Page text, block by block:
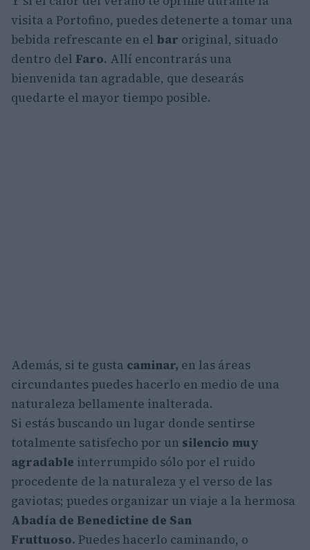
visita a Portofino, puedes detenerte a tomar una
bebida refrescante en el bar original, situado
dentro del Faro. Allí encontrarás una
bienvenida tan agradable, que desearás
quedarte el mayor tiempo posible.
Además, si te gusta caminar, en las áreas
circundantes puedes hacerlo en medio de una
naturaleza bellamente inalterada.
Si estás buscando un lugar donde sentirse
totalmente satisfecho por un silencio muy
agradable interrumpido sólo por el ruido
procedente de la naturaleza y el verso de las
gaviotas; puedes organizar un viaje a la hermosa
Abadía de Benedictine de San
Fruttuoso. Puedes hacerlo caminando, o